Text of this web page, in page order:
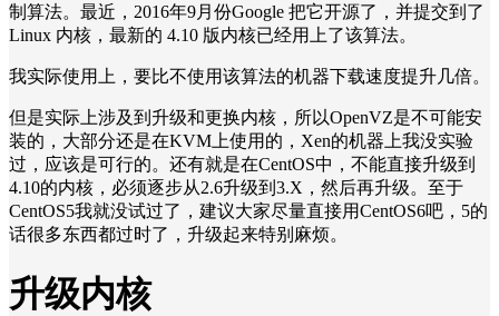
制算法。最近，2016年9月份Google 把它开源了，并提交到了
Linux 内核，最新的 4.10 版内核已经用上了该算法。
我实际使用上，要比不使用该算法的机器下载速度提升几倍。
但是实际上涉及到升级和更换内核，所以OpenVZ是不可能安
装的，大部分还是在KVM上使用的，Xen的机器上我没实验
过，应该是可行的。还有就是在CentOS中，不能直接升级到
4.10的内核，必须逐步从2.6升级到3.X，然后再升级。至于
CentOS5我就没试过了，建议大家尽量直接用CentOS6吧，5的
话很多东西都过时了，升级起来特别麻烦。
升级内核